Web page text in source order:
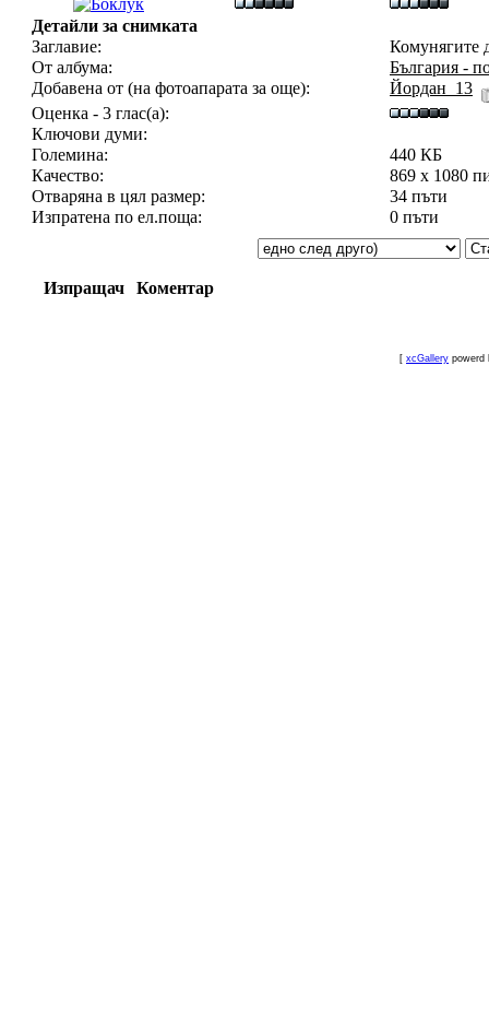
Детайли за снимката
Заглавие:
Комунягите
От албума:
България -
Добавена от (на фотоапарата за още):
Йордан_13
Оценка - 3 глас(а):
Ключови думи:
Големина:
440 КБ
Качество:
869 x 1080
Отваряна в цял размер:
34 пъти
Изпратена по ел.поща:
0 пъти
Изпращач Коментар
[ xcGallery